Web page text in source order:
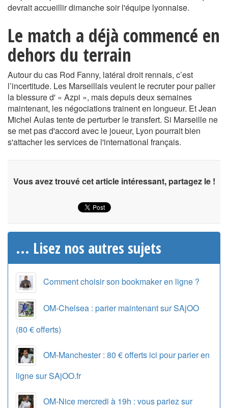
devrait accueillir dimanche soir l'équipe lyonnaise.
Le match a déjà commencé en
dehors du terrain
Autour du cas Rod Fanny, latéral droit rennais, c’est
l’incertitude. Les Marseillais veulent le recruter pour palier
la blessure d' « Azpi », mais depuis deux semaines
maintenant, les négociations trainent en longueur. Et Jean
Michel Aulas tente de perturber le transfert. Si Marseille ne
se met pas d'accord avec le joueur, Lyon pourrait bien
s'attacher les services de l'international français.
Vous avez trouvé cet article intéressant, partagez le !
... Lisez nos autres sujets
Comment choisir son bookmaker en ligne ?
OM-Chelsea : parier maintenant sur SAjOO
(80 € offerts)
OM-Manchester : 80 € offerts ici pour parier en
ligne sur SAjOO.fr
OM-Nice mercredi à 19h : vous pariez sur